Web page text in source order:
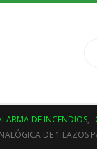
DE INCENDIOS,
DE 1 LAZOS